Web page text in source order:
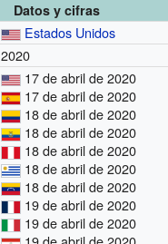
Datos y cifras
Estados Unidos
2020
17 de abril de 2020
17 de abril de 2020
18 de abril de 2020
18 de abril de 2020
18 de abril de 2020
18 de abril de 2020
18 de abril de 2020
19 de abril de 2020
19 de abril de 2020